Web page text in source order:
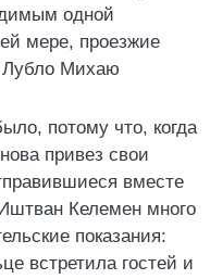
одной
мере, проезжие
Лубло Михаю
потому что, когда
привез свои
вместе
Келемен много
показания:
встретила гостей и